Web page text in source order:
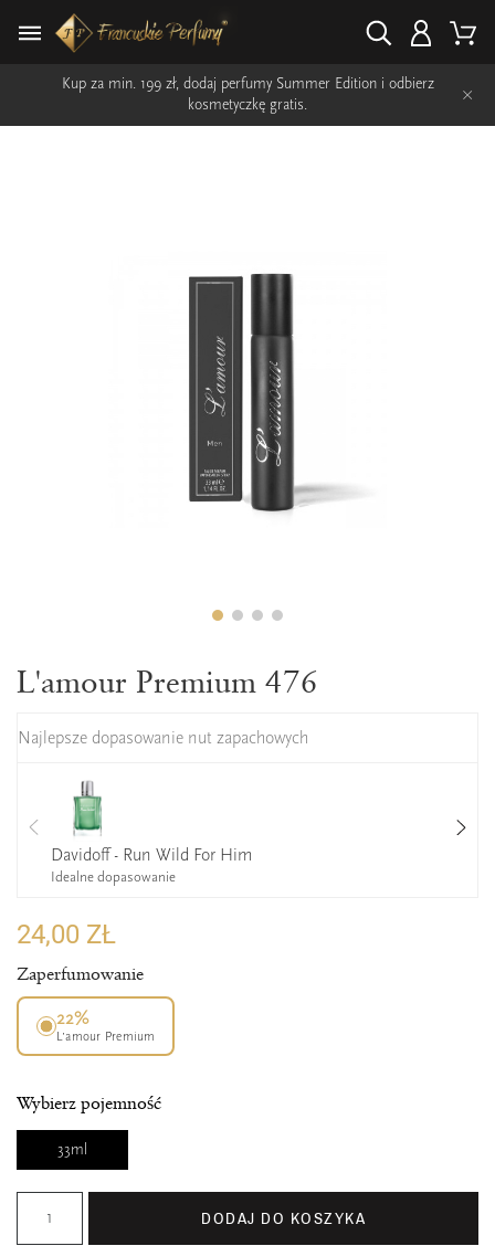
Kup za min. 199 zł, dodaj perfumy Summer Edition i odbierz
kosmetyczkę gratis.
×
L'amour Premium 476
Najlepsze dopasowanie nut zapachowych
Davidoff - Run Wild For Him
Idealne dopasowanie
24,00 ZŁ
Zaperfumowanie
22%
L’amour Premium
Wybierz pojemność
33ml
DODAJ DO KOSZYKA